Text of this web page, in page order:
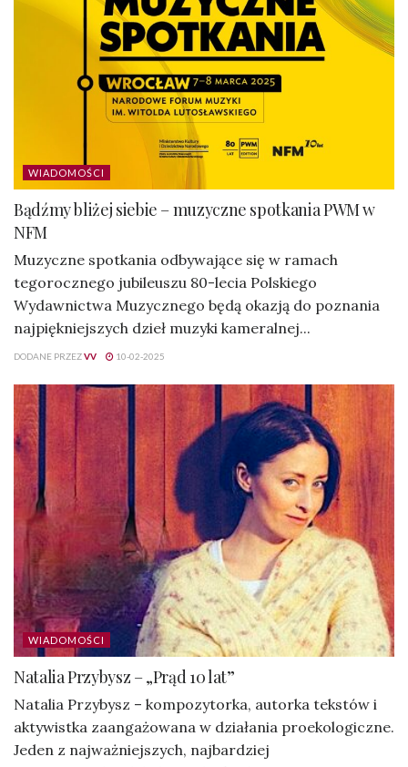
WIADOMOŚCI
Bądźmy bliżej siebie – muzyczne spotkania PWM w
NFM
Muzyczne spotkania odbywające się w ramach
tegorocznego jubileuszu 80-lecia Polskiego
Wydawnictwa Muzycznego będą okazją do poznania
najpiękniejszych dzieł muzyki kameralnej...
DODANE PRZEZVV 10-02-2025
WIADOMOŚCI
Natalia Przybysz – „Prąd 10 lat”
Natalia Przybysz – kompozytorka, autorka tekstów i
aktywistka zaangażowana w działania proekologiczne.
Jeden z najważniejszych, najbardziej